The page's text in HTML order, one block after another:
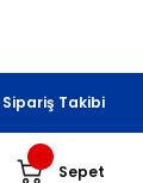
Sipariş Takibi
Sepet